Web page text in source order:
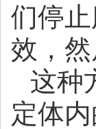
们停
效，然
这种
定体